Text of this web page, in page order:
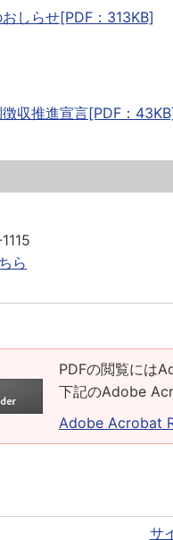
しらせ[PDF：313KB]
収推進宣言[PDF：
ら
PDFの閲覧には
下記のAdobe
Adobe Acrobat
サ